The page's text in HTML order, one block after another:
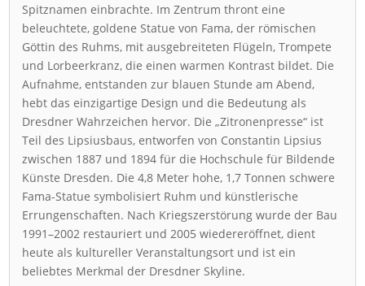
Spitznamen einbrachte. Im Zentrum thront eine
beleuchtete, goldene Statue von Fama, der römischen
Göttin des Ruhms, mit ausgebreiteten Flügeln, Trompete
und Lorbeerkranz, die einen warmen Kontrast bildet. Die
Aufnahme, entstanden zur blauen Stunde am Abend,
hebt das einzigartige Design und die Bedeutung als
Dresdner Wahrzeichen hervor. Die „Zitronenpresse“ ist
Teil des Lipsiusbaus, entworfen von Constantin Lipsius
zwischen 1887 und 1894 für die Hochschule für Bildende
Künste Dresden. Die 4,8 Meter hohe, 1,7 Tonnen schwere
Fama-Statue symbolisiert Ruhm und künstlerische
Errungenschaften. Nach Kriegszerstörung wurde der Bau
1991–2002 restauriert und 2005 wiedereröffnet, dient
heute als kultureller Veranstaltungsort und ist ein
beliebtes Merkmal der Dresdner Skyline.